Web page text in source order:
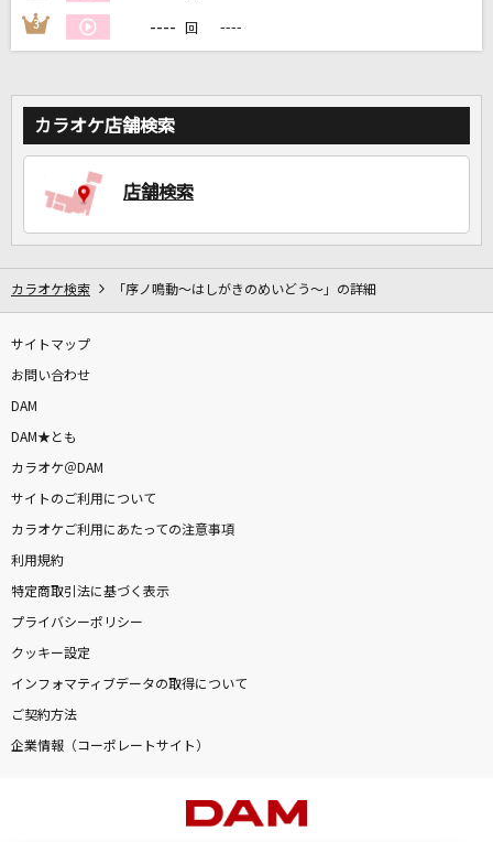
家族や友達と一緒に！練習にも！
3 ---- 回 ----
カラオケ店舗検索
店舗検索
カラオケ検索 「序ノ鳴動～はしがきのめいどう～」の詳細
サイトマップ
お問い合わせ
DAM
DAM★とも
カラオケ＠DAM
サイトのご利用について
カラオケご利用にあたっての注意事項
利用規約
特定商取引法に基づく表示
プライバシーポリシー
クッキー設定
インフォマティブデータの取得について
ご契約方法
企業情報（コーポレートサイト）